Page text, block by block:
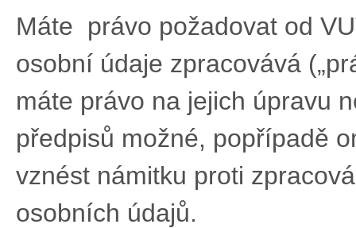
Máte právo požadovat od
osobní údaje zpracovává
máte právo na jejich úpravu
předpisů možné, popřípadě
vznést námitku proti
osobních údajů.